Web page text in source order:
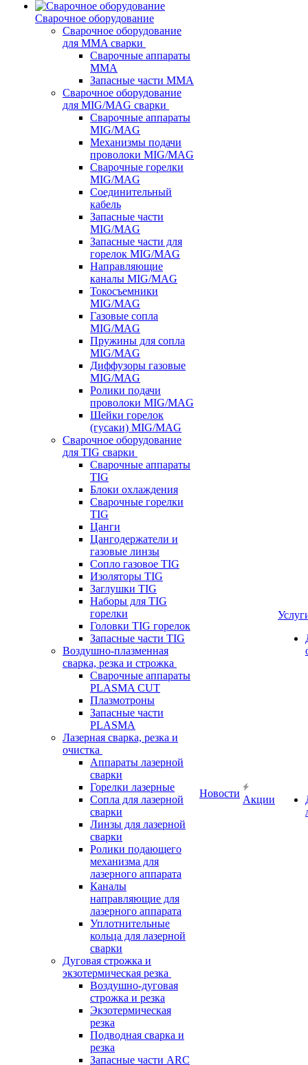
Сварочное оборудование
Сварочное оборудование
для MMA сварки
Сварочные аппараты
MMA
Запасные части MMA
Сварочное оборудование
для MIG/MAG сварки
Сварочные аппараты
MIG/MAG
Механизмы подачи
проволоки MIG/MAG
Сварочные горелки
MIG/MAG
Соединительный
кабель
Запасные части
MIG/MAG
Запасные части для
горелок MIG/MAG
Направляющие
каналы MIG/MAG
Токосъемники
MIG/MAG
Газовые сопла
MIG/MAG
Пружины для сопла
MIG/MAG
Диффузоры газовые
MIG/MAG
Ролики подачи
проволоки MIG/MAG
Шейки горелок
(гусаки) MIG/MAG
Сварочное оборудование
для TIG сварки
Сварочные аппараты
TIG
Блоки охлаждения
Сварочные горелки
TIG
Цанги
Цангодержатели и
газовые линзы
Сопло газовое TIG
Изоляторы TIG
Заглушки TIG
Наборы для TIG
горелки
Головки TIG горелок
Запасные части TIG
Воздушно-плазменная
сварка, резка и строжка
Сварочные аппараты
PLASMA CUT
Плазмотроны
Запасные части
PLASMA
Лазерная сварка, резка и
очистка
Аппараты лазерной
сварки
Горелки лазерные
Сопла для лазерной
сварки
Линзы для лазерной
сварки
Ролики подающего
механизма для
лазерного аппарата
Каналы
направляющие для
лазерного аппарата
Уплотнительные
кольца для лазерной
сварки
Дуговая строжка и
экзотермическая резка
Воздушно-дуговая
строжка и резка
Экзотермическая
резка
Подводная сварка и
резка
Запасные части ARC
Новости
Акции